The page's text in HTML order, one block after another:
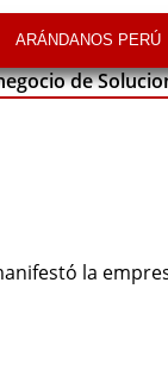
ARÁNDANOS PERÚ
de
la